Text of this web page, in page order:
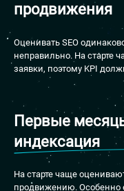
продвижения
Оценивать SEO
неправильно. На старте
заявки, поэтому KPI
Первые
индексация
На старте чаще
продвижению. Особенно